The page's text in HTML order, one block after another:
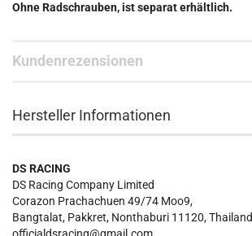
Ohne Radschrauben, ist separat erhältlich.
Kundenrezensionen
Hersteller Informationen
DS RACING
DS Racing Company Limited
Corazon Prachachuen 49/74 Moo9,
Bangtalat, Pakkret, Nonthaburi 11120, Thailand